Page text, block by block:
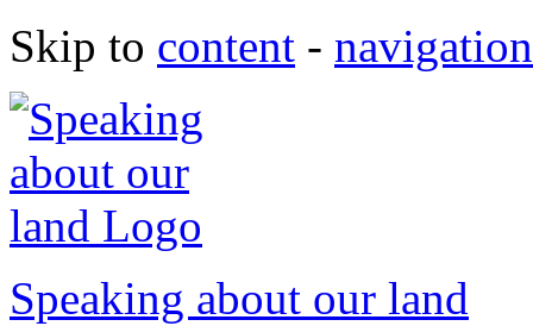
Skip to content - navigation
Speaking about our land